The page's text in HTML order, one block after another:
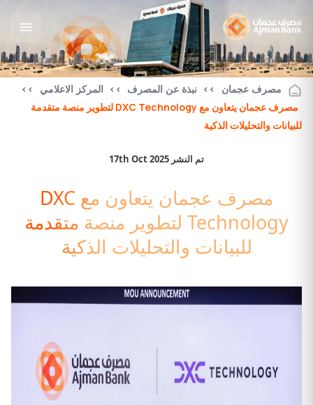
مصرف عجمان >> نبذة عن المصرف >> المركز الاعلامي
>>
مصرف عجمان يتعاون مع DXC Technology لتطوير منصة متقدمة
للبيانات والتحليلات الذكية
تم النشر 17th Oct 2025
مصرف عجمان يتعاون مع DXC
Technology لتطوير منصة متقدمة
للبيانات والتحليلات الذكية